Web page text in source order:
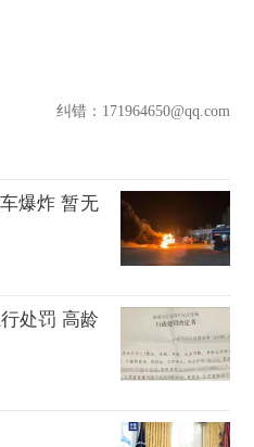
纠错：171964650@qq.com
爆炸 暂无
处罚 高龄